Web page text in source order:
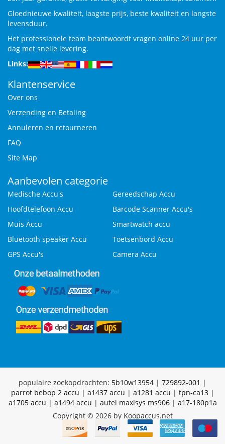
Gloednieuwe kwaliteit, laagste prijs, beste kwaliteit en langste
levensduur.
Het professionele team beantwoordt vragen online 24 uur per
dag met snelle levering.
Links:
Klantenservice
Over ons
Verzending en Betaling
Annuleren en retourneren
FAQ
Site Map
Aanbevolen categorie
Medische Accu's
Gereedschap Accu
Hoofdtelefoon Accu
Barcode Scanner Accu's
Muis Accu
Smartwatch accu
Bluetooth speaker Accu
Toetsenbord Accu
GPS Accu's
Camera Accu
populaire zoekopdrachten: 5b10w13954 | 729892-001 |
parrot bebop 2 accu | a1437 accu | a1281 accu | tpn-ca13|
a1705 accu | a1494 accu | autel maxisys ms906| a17-180p1a
Copyright © 2026 by Koopaccus.net